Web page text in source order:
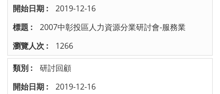
2019-12-16
2007中彰投區人力資源分業研討會-服務業
1266
研討回顧
2019-12-16